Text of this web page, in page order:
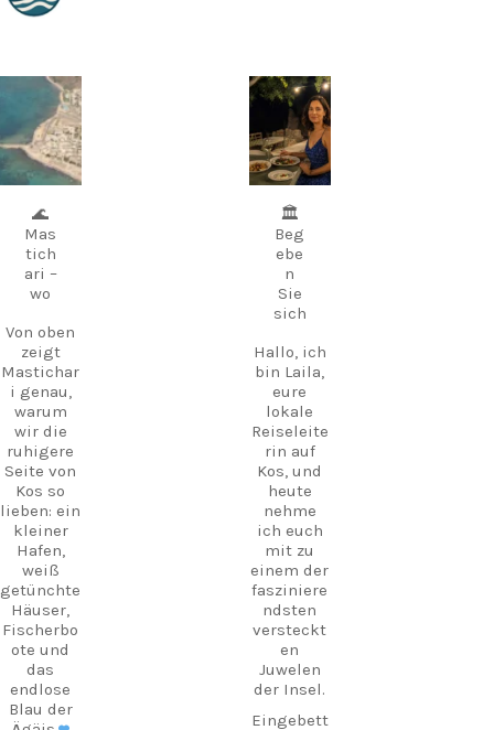
carpediem.tr
avel.guide
8.
August
🌊
Mas
tich
ari –
wo
Von oben
zeigt
Mastichar
i genau,
warum
wir die
ruhigere
Seite von
Kos so
lieben: ein
kleiner
Hafen,
weiß
getünchte
Häuser,
Fischerbo
ote und
das
endlose
Blau der
carpediem.tr
avel.guide
5. Juli
🏛️
Beg
ebe
n
Sie
sich
Hallo, ich
bin Laila,
eure
lokale
Reiseleite
rin auf
Kos, und
heute
nehme
ich euch
mit zu
einem der
fasziniere
ndsten
versteckt
en
Juwelen
der Insel.
Eingebett